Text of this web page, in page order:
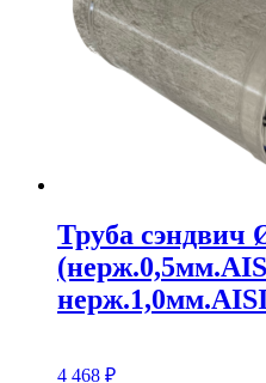
Труба сэндвич
4 468 ₽